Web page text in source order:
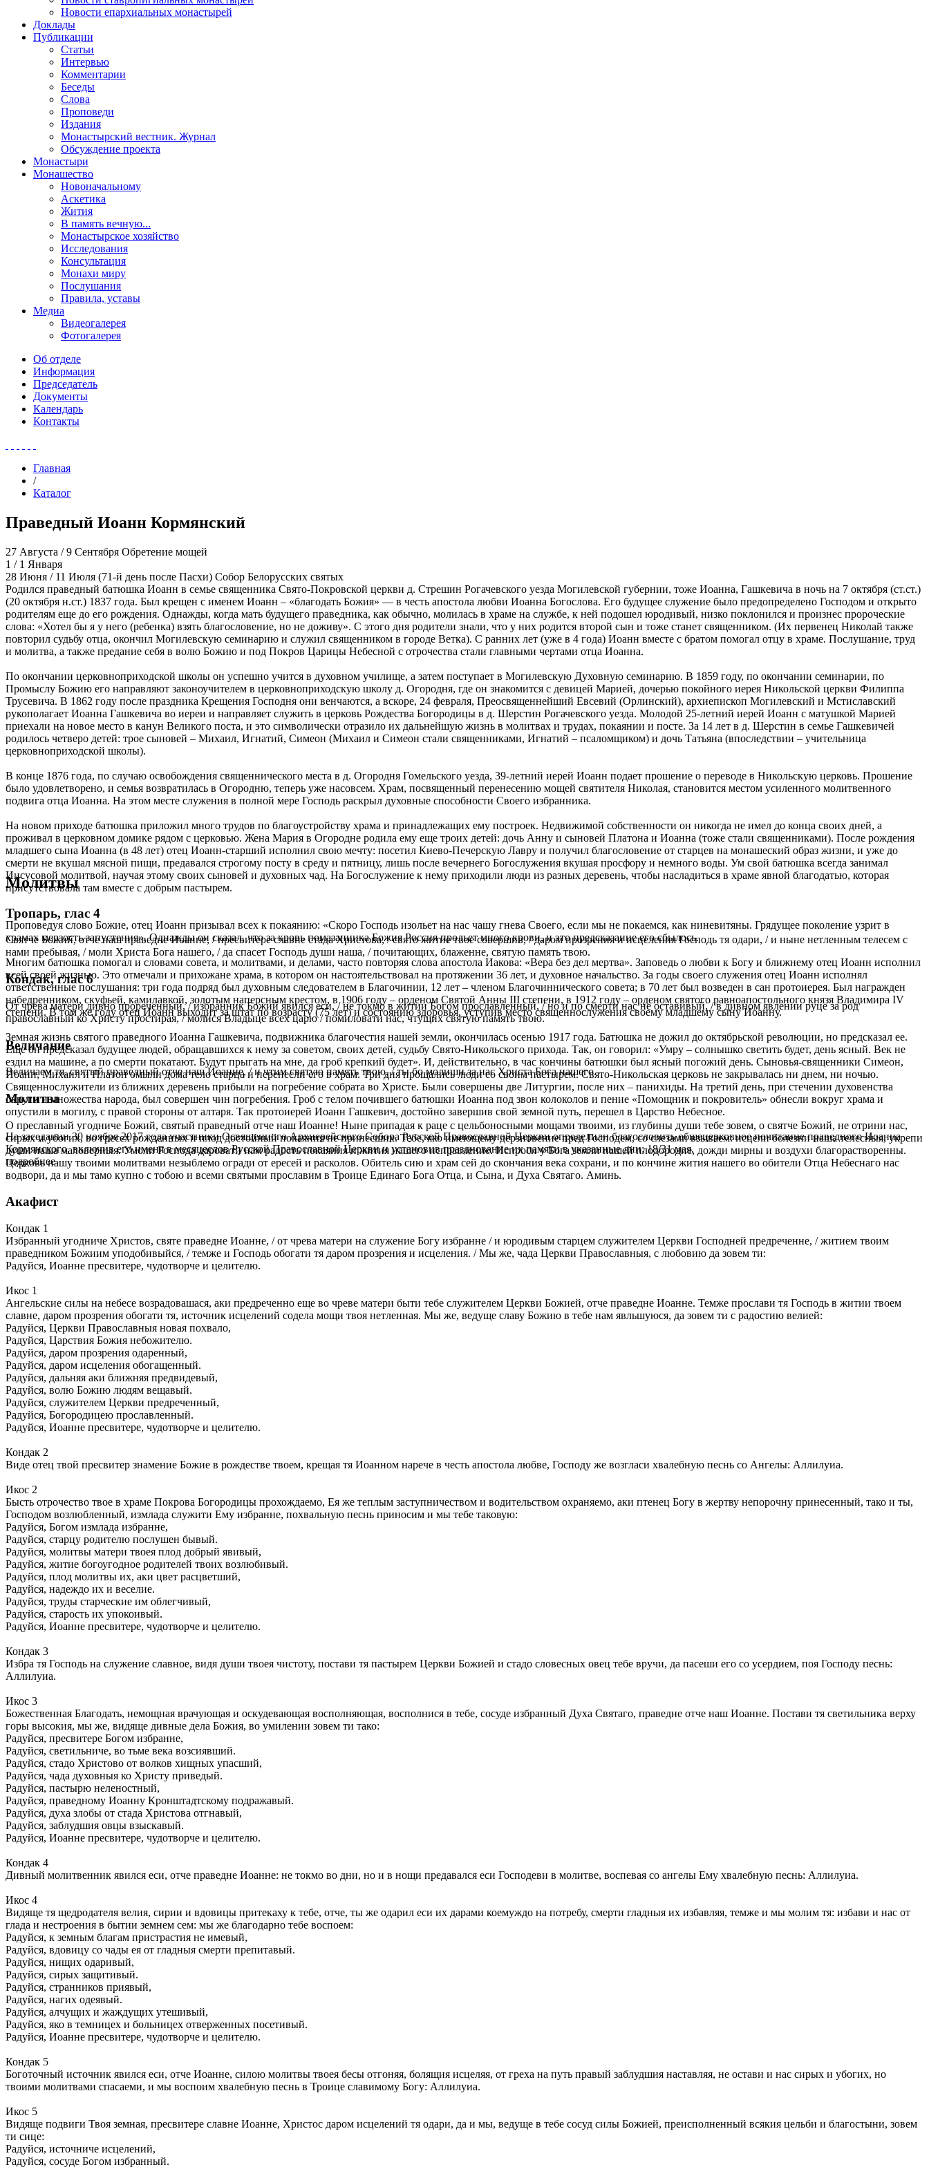
Новости епархиальных монастырей
Доклады
Публикации
Статьи
Интервью
Комментарии
Беседы
Слова
Проповеди
Издания
Монастырский вестник. Журнал
Обсуждение проекта
Монастыри
Монашество
Новоначальному
Аскетика
Жития
В память вечную...
Монастырское хозяйство
Исследования
Консультация
Монахи миру
Послушания
Правила, уставы
Медиа
Видеогалерея
Фотогалерея
Об отделе
Информация
Председатель
Документы
Календарь
Контакты
Главная
/
Каталог
Праведный Иоанн Кормянский
27 Августа / 9 Сентября Обретение мощей
1 / 1 Января
28 Июня / 11 Июля (71-й день после Пасхи) Собор Белорусских святых
Родился праведный батюшка Иоанн в семье священника Свято-Покровской церкви д. Стрешин Рогачевского уезда Могилевской губернии, тоже Иоанна, Гашкевича в ночь на 7 октября (ст.ст.)
(20 октября н.ст.) 1837 года. Был крещен с именем Иоанн – «благодать Божия» — в честь апостола любви Иоанна Богослова. Его будущее служение было предопределено Господом и открыто
родителям еще до его рождения. Однажды, когда мать будущего праведника, как обычно, молилась в храме на службе, к ней подошел юродивый, низко поклонился и произнес пророческие
слова: «Хотел бы я у него (ребенка) взять благословение, но не доживу». С этого дня родители знали, что у них родится второй сын и тоже станет священником. (Их первенец Николай также
повторил судьбу отца, окончил Могилевскую семинарию и служил священником в городе Ветка). С ранних лет (уже в 4 года) Иоанн вместе с братом помогал отцу в храме. Послушание, труд
и молитва, а также предание себя в волю Божию и под Покров Царицы Небесной с отрочества стали главными чертами отца Иоанна.
По окончании церковноприходской школы он успешно учится в духовном училище, а затем поступает в Могилевскую Духовную семинарию. В 1859 году, по окончании семинарии, по
Промыслу Божию его направляют законоучителем в церковноприходскую школу д. Огородня, где он знакомится с девицей Марией, дочерью покойного иерея Никольской церкви Филиппа
Трусевича. В 1862 году после праздника Крещения Господня они венчаются, а вскоре, 24 февраля, Преосвященнейший Евсевий (Орлинский), архиепископ Могилевский и Мстиславский
рукополагает Иоанна Гашкевича во иереи и направляет служить в церковь Рождества Богородицы в д. Шерстин Рогачевского уезда. Молодой 25-летний иерей Иоанн с матушкой Марией
приехали на новое место в канун Великого поста, и это символически отразило их дальнейшую жизнь в молитвах и трудах, покаянии и посте. За 14 лет в д. Шерстин в семье Гашкевичей
родилось четверо детей: трое сыновей – Михаил, Игнатий, Симеон (Михаил и Симеон стали священниками, Игнатий – псаломщиком) и дочь Татьяна (впоследствии – учительница
церковноприходской школы).
В конце 1876 года, по случаю освобождения священнического места в д. Огородня Гомельского уезда, 39-летний иерей Иоанн подает прошение о переводе в Никольскую церковь. Прошение
было удовлетворено, и семья возвратилась в Огородню, теперь уже насовсем. Храм, посвященный перенесению мощей святителя Николая, становится местом усиленного молитвенного
подвига отца Иоанна. На этом месте служения в полной мере Господь раскрыл духовные способности Своего избранника.
На новом приходе батюшка приложил много трудов по благоустройству храма и принадлежащих ему построек. Недвижимой собственности он никогда не имел до конца своих дней, а
проживал в церковном домике рядом с церковью. Жена Мария в Огородне родила ему еще троих детей: дочь Анну и сыновей Платона и Иоанна (тоже стали священниками). После рождения
младшего сына Иоанна (в 48 лет) отец Иоанн-старший исполнил свою мечту: посетил Киево-Печерскую Лавру и получил благословение от старцев на монашеский образ жизни, и уже до
смерти не вкушал мясной пищи, предавался строгому посту в среду и пятницу, лишь после вечернего Богослужения вкушая просфору и немного воды. Ум свой батюшка всегда занимал
Иисусовой молитвой, научая этому своих сыновей и духовных чад. На Богослужение к нему приходили люди из разных деревень, чтобы насладиться в храме явной благодатью, которая
присутствовала там вместе с добрым пастырем.
Проповедуя слово Божие, отец Иоанн призывал всех к покаянию: «Скоро Господь изольет на нас чашу гнева Своего, если мы не покаемся, как ниневитяны. Грядущее поколение узрит в
храмах мерзость запустения». Однажды он сказал, что за кровь помазанника Божия Россия прольет много крови, и это предсказание его сбылось.
Многим батюшка помогал и словами совета, и молитвами, и делами, часто повторяя слова апостола Иакова: «Вера без дел мертва». Заповедь о любви к Богу и ближнему отец Иоанн исполнил
всей своей жизнью. Это отмечали и прихожане храма, в котором он настоятельствовал на протяжении 36 лет, и духовное начальство. За годы своего служения отец Иоанн исполнял
ответственные послушания: три года подряд был духовным следователем в Благочинии, 12 лет – членом Благочиннического совета; в 70 лет был возведен в сан протоиерея. Был награжден
набедренником, скуфьей, камилавкой, золотым наперсным крестом, в 1906 году – орденом Святой Анны ІІІ степени, в 1912 году – орденом святого равноапостольного князя Владимира IV
степени. В том же году отец Иоанн выходит за штат по возрасту (75 лет) и состоянию здоровья, уступив место священнослужения своему младшему сыну Иоанну.
Земная жизнь святого праведного Иоанна Гашкевича, подвижника благочестия нашей земли, окончилась осенью 1917 года. Батюшка не дожил до октябрьской революции, но предсказал ее.
Еще он предсказал будущее людей, обращавшихся к нему за советом, своих детей, судьбу Свято-Никольского прихода. Так, он говорил: «Умру – солнышко светить будет, день ясный. Век не
ездил на машине, а по смерти покатают. Будут прыгать на мне, да гроб крепкий будет». И, действительно, в час кончины батюшки был ясный погожий день. Сыновья-священники Симеон,
Иоанн, Михаил и Платон омыли дома тело старца и перенесли его в храм. Три дня прощались люди со своим пастырем. Свято-Никольская церковь не закрывалась ни днем, ни ночью.
Священнослужители из ближних деревень прибыли на погребение собрата во Христе. Были совершены две Литургии, после них – панихиды. На третий день, при стечении духовенства
округи и множества народа, был совершен чин погребения. Гроб с телом почившего батюшки Иоанна под звон колоколов и пение «Помощник и покровитель» обнесли вокруг храма и
опустили в могилу, с правой стороны от алтаря. Так протоиерей Иоанн Гашкевич, достойно завершив свой земной путь, перешел в Царство Небесное.
На заседании 30 ноября 2017 года участники Освященного Архиерейского Собора Русской Православной Церкви определили благословить общецерковное почитание праведного Иоанна
Кормянского, включив его именя в месяцеслов Русской Православной Церкви и установив празднование их памяти в указанные дни: 18/31 мая.
подробнее
Молитвы
Тропарь, глас 4
Святче Божий, отче наш праведне Иоанне, / пресвитере славне стада Христова, / свято житие твое совершив, / даром прозрения и исцеления Господь тя одари, / и ныне нетленным телесем с
нами пребывая, / моли Христа Бога нашего, / да спасет Господь души наша, / почитающих, блаженне, святую память твою.
Кондак, глас 6
От чрева матери дивно прореченный, / избранник Божий явился еси, / не токмо в житии Богом прославленный, / но и по смерти нас не оставивый, / в дивном явлении руце за род
православный ко Христу простирая, / молися Владыце всех царю / помиловати нас, чтущих святую память твою.
Величание
Величаем тя, святый праведный отче наш Иоанне, / и чтим святую память твою, / ты бо молиши за нас Христа Бога нашего.
Молитва
О преславный угодниче Божий, святый праведный отче наш Иоанне! Ныне припадая к раце с цельбоносными мощами твоими, из глубины души тебе зовем, о святче Божий, не отрини нас,
сирых и убогих, во гресех рожденных и плод достойный покаяния не принесших. Тебе, яко имеющему дерзновение пред Господем, со слезами взываем: исцели болезни наша телесныя, укрепи
души наша маловерныя. Умоли Господа даровати нам радость покаяния и жития нашего исправление. Испроси у Бога земли нашей плодородие, дожди мирны и воздухи благорастворенны.
Церковь нашу твоими молитвами незыблемо огради от ересей и расколов. Обитель сию и храм сей до скончания века сохрани, и по кончине жития нашего во обители Отца Небеснаго нас
водвори, да и мы тамо купно с тобою и всеми святыми прославим в Троице Единаго Бога Отца, и Сына, и Духа Святаго. Аминь.
Акафист
Кондак 1
Избранный угодниче Христов, святе праведне Иоанне, / от чрева матери на служение Богу избранне / и юродивым старцем служителем Церкви Господней предреченне, / житием твоим
праведником Божиим уподобивыйся, / темже и Господь обогати тя даром прозрения и исцеления. / Мы же, чада Церкви Православныя, с любовию да зовем ти:
Радуйся, Иоанне пресвитере, чудотворче и целителю.
Икос 1
Ангельские силы на небесе возрадовашася, аки предреченно еще во чреве матери быти тебе служителем Церкви Божией, отче праведне Иоанне. Темже прослави тя Господь в житии твоем
славне, даром прозрения обогати тя, источник исцелений содела мощи твоя нетленная. Мы же, ведуще славу Божию в тебе нам явльшуюся, да зовем ти с радостию велией:
Радуйся, Церкви Православныя новая похвало,
Радуйся, Царствия Божия небожителю.
Радуйся, даром прозрения одаренный,
Радуйся, даром исцеления обогащенный.
Радуйся, дальняя аки ближняя предвидевый,
Радуйся, волю Божию людям вещавый.
Радуйся, служителем Церкви предреченный,
Радуйся, Богородицею прославленный.
Радуйся, Иоанне пресвитере, чудотворче и целителю.
Кондак 2
Виде отец твой пресвитер знамение Божие в рождестве твоем, крещая тя Иоанном нарече в честь апостола любве, Господу же возгласи хвалебную песнь со Ангелы: Аллилуиа.
Икос 2
Бысть отрочество твое в храме Покрова Богородицы прохождаемо, Ея же теплым заступничеством и водительством охраняемо, аки птенец Богу в жертву непорочну принесенный, тако и ты,
Господом возлюбленный, измлада служити Ему избранне, похвальную песнь приносим и мы тебе таковую:
Радуйся, Богом измлада избранне,
Радуйся, старцу родителю послушен бывый.
Радуйся, молитвы матери твоея плод добрый явивый,
Радуйся, житие богоугодное родителей твоих возлюбивый.
Радуйся, плод молитвы их, аки цвет расцветший,
Радуйся, надеждо их и веселие.
Радуйся, труды старческие им облегчивый,
Радуйся, старость их упокоивый.
Радуйся, Иоанне пресвитере, чудотворче и целителю.
Кондак 3
Избра тя Господь на служение славное, видя души твоея чистоту, постави тя пастырем Церкви Божией и стадо словесных овец тебе вручи, да пасеши его со усердием, поя Господу песнь:
Аллилуиа.
Икос 3
Божественная Благодать, немощная врачующая и оскудевающая восполняющая, восполнися в тебе, сосуде избранный Духа Святаго, праведне отче наш Иоанне. Постави тя светильника верху
горы высокия, мы же, видяще дивные дела Божия, во умилении зовем ти тако:
Радуйся, пресвитере Богом избранне,
Радуйся, светильниче, во тьме века возсиявший.
Радуйся, стадо Христово от волков хищных упасший,
Радуйся, чада духовныя ко Христу приведый.
Радуйся, пастырю неленостный,
Радуйся, праведному Иоанну Кронштадтскому подражавый.
Радуйся, духа злобы от стада Христова отгнавый,
Радуйся, заблудшия овцы взыскавый.
Радуйся, Иоанне пресвитере, чудотворче и целителю.
Кондак 4
Дивный молитвенник явился еси, отче праведне Иоанне: не токмо во дни, но и в нощи предавался еси Господеви в молитве, воспевая со ангелы Ему хвалебную песнь: Аллилуиа.
Икос 4
Видяще тя щедродателя велия, сирии и вдовицы притекаху к тебе, отче, ты же одарил еси их дарами коемуждо на потребу, смерти гладныя их избавляя, темже и мы молим тя: избави и нас от
глада и нестроения в бытии земнем сем: мы же благодарно тебе воспоем:
Радуйся, к земным благам пристрастия не имевый,
Радуйся, вдовицу со чады ея от гладныя смерти препитавый.
Радуйся, нищих одаривый,
Радуйся, сирых защитивый.
Радуйся, странников приявый,
Радуйся, нагих одеявый.
Радуйся, алчущих и жаждущих утешивый,
Радуйся, яко в темницех и больницех отверженных посетивый.
Радуйся, Иоанне пресвитере, чудотворче и целителю.
Кондак 5
Боготочный источник явился еси, отче Иоанне, силою молитвы твоея бесы отгоняя, болящия исцеляя, от греха на путь правый заблудшия наставляя, не остави и нас сирых и убогих, но
твоими молитвами спасаеми, и мы воспоим хвалебную песнь в Троице славимому Богу: Аллилуиа.
Икос 5
Видяще подвиги Твоя земная, пресвитере славне Иоанне, Христос даром исцелений тя одари, да и мы, ведуще в тебе сосуд силы Божией, преисполненный всякия цельби и благостыни, зовем
ти сице:
Радуйся, источниче исцелений,
Радуйся, сосуде Богом избранный.